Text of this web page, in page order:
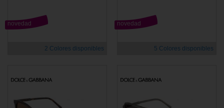
novedad
2 Colores disponibles
novedad
5 Colores disponibles